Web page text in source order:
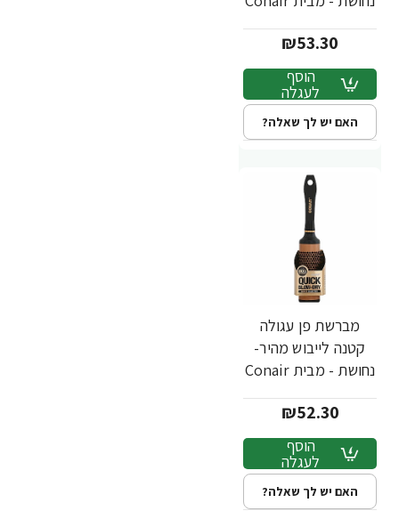
₪53.30
הוסף
לעגלה
האם יש לך שאלה?
מברשת פן עגולה
קטנה לייבוש מהיר-
נחושת - מבית Conair
₪52.30
הוסף
לעגלה
האם יש לך שאלה?